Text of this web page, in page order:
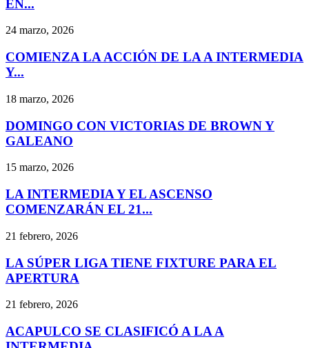
EN...
24 marzo, 2026
COMIENZA LA ACCIÓN DE LA A INTERMEDIA
Y...
18 marzo, 2026
DOMINGO CON VICTORIAS DE BROWN Y
GALEANO
15 marzo, 2026
LA INTERMEDIA Y EL ASCENSO
COMENZARÁN EL 21...
21 febrero, 2026
LA SÚPER LIGA TIENE FIXTURE PARA EL
APERTURA
21 febrero, 2026
ACAPULCO SE CLASIFICÓ A LA A